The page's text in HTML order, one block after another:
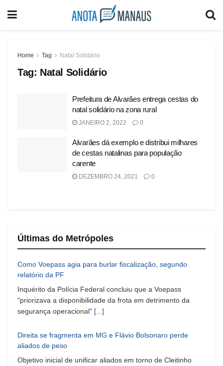
Home Tag Natal Solidário
Tag: Natal Solidário
Prefeitura de Alvarães entrega cestas do
natal solidário na zona rural
JANEIRO 2, 2022 0
Alvarães dá exemplo e distribui milhares
de cestas natalinas para população
carente
DEZEMBRO 24, 2021 0
Últimas do Metrópoles
Como Voepass agia para burlar fiscalização, segundo
relatório da PF
Inquérito da Polícia Federal concluiu que a Voepass
"priorizava a disponibilidade da frota em detrimento da
segurança operacional" [...]
Direita se fragmenta em MG e Flávio Bolsonaro perde
aliados de peso
Objetivo inicial de unificar aliados em torno de Cleitinho